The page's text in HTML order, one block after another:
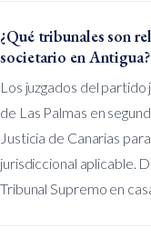
¿Qué tribunales son
societario en Antigua?
Los juzgados del partido
de Las Palmas en
Justicia de Canarias
jurisdiccional aplicable.
Tribunal Supremo en